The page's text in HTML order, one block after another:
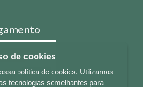
de cookies
política de cookies. Utilizamos
tecnologias semelhantes para